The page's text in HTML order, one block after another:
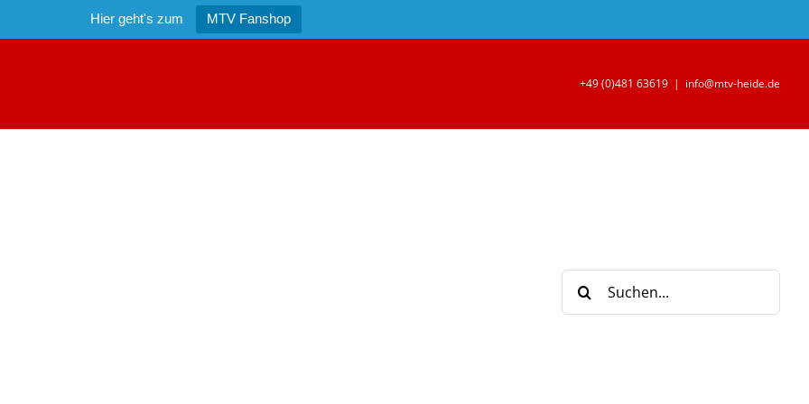
Hier geht's zum MTV Fanshop
+49 (0)481 63619 | info@mtv-heide.de
Suche
nach: